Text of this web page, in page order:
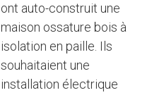
ont auto-construit une
maison ossature bois à
isolation en paille. Ils
souhaitaient une
installation électrique